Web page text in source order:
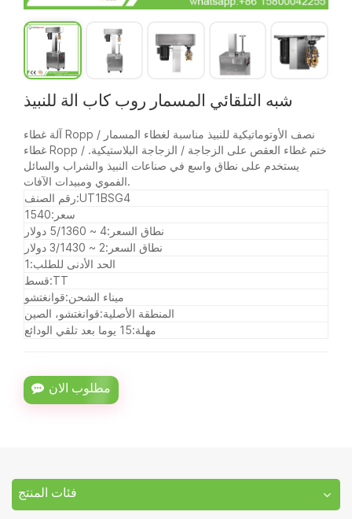
شبه التلقائي المسمار روب كاب آلة للنبيذ
آلة غطاء Ropp نصف الأوتوماتيكية للنبيذ مناسبة لغطاء المسمار /
غطاء Ropp / ختم غطاء العقص على الزجاجة / الزجاجة البلاستيكية.
يستخدم على نطاق واسع في صناعات النبيذ والشراب والسائل
الفموي ومبيدات الآفات.
رقم الصنف:UT1BSG4
سعر:1540
نطاق السعر:4 ~ 5/1360 دولار
نطاق السعر:2 ~ 3/1430 دولار
الحد الأدنى للطلب:1
قسط:TT
ميناء الشحن:قوانغتشو
المنطقة الأصلية:قوانغتشو، الصين
مهلة:15 يوما بعد تلقي الودائع
مطلوب الان
فئات المنتج